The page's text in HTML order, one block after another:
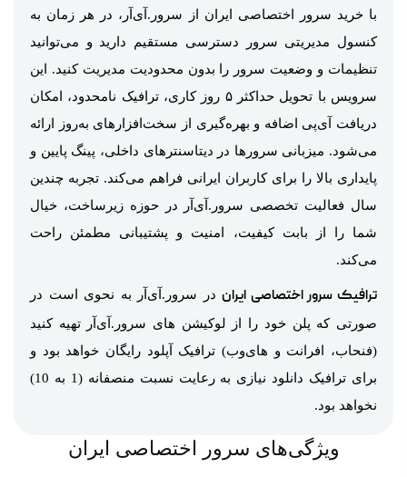
با خرید سرور اختصاصی ایران از سرور.آی‌آر، در هر زمان به
کنسول مدیریتی سرور دسترسی مستقیم دارید و می‌توانید
تنظیمات و وضعیت سرور را بدون محدودیت مدیریت کنید. این
سرویس با تحویل حداکثر ۵ روز کاری، ترافیک نامحدود، امکان
دریافت آی‌پی اضافه و بهره‌گیری از سخت‌افزارهای به‌روز ارائه
می‌شود. میزبانی سرورها در دیتاسنترهای داخلی، پینگ پایین و
پایداری بالا را برای کاربران ایرانی فراهم می‌کند. تجربه چندین
سال فعالیت تخصصی سرور.آی‌آر در حوزه زیرساخت، خیال
شما را از بابت کیفیت، امنیت و پشتیبانی مطمئن راحت
می‌کند.
ترافیک سرور اختصاصی ایراندر سرور.آی‌آر به نحوی است در
صورتی که پلن خود را از لوکیشن های سرور.آی‌آر تهیه کنید
(فنحاب، افرانت و های‌وب) ترافیک آپلود رایگان خواهد بود و
برای ترافیک دانلود نیازی به رعایت نسبت منصفانه (1 به 10)
نخواهد بود.
ویژگی‌های سرور اختصاصی ایران